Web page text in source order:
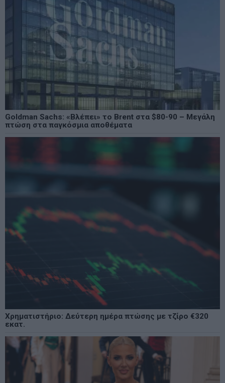
Goldman Sachs: «Βλέπει» το Brent στα $80-90 – Μεγάλη
πτώση στα παγκόσμια αποθέματα
Χρηματιστήριο: Δεύτερη ημέρα πτώσης με τζίρο €320
εκατ.